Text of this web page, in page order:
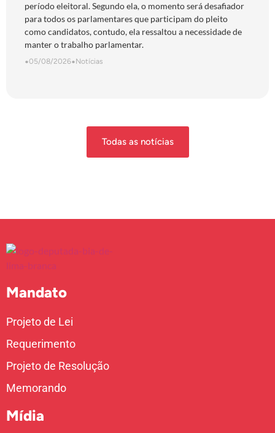
período eleitoral. Segundo ela, o momento será desafiador
para todos os parlamentares que participam do pleito
como candidatos, contudo, ela ressaltou a necessidade de
manter o trabalho parlamentar.
•05/08/2026•Notícias
Todas as notícias
Mandato
Projeto de Lei
Requerimento
Projeto de Resolução
Memorando
Mídia